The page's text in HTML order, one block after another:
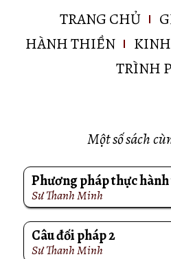
TRANG CHỦ
HÀNH THIỀN
TRÌNH
Một số sách
Phương pháp thực
Sư Thanh Minh
Câu đối pháp 2
Sư Thanh Minh